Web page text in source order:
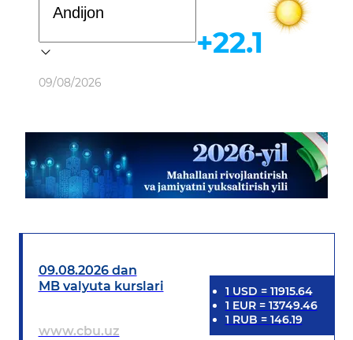
Ob-havo
09/08/2026
+22.1
09.08.2026 dan
MB valyuta kurslari
www.cbu.uz
1 USD = 11915.64
1 EUR= 13749.46
1 RUB = 146.19